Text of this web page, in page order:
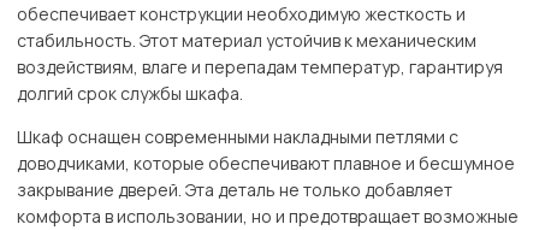
обеспечивает конструкции необходимую жесткость и
стабильность. Этот материал устойчив к механическим
воздействиям, влаге и перепадам температур, гарантируя
долгий срок службы шкафа.
Шкаф оснащен современными накладными петлями с
доводчиками, которые обеспечивают плавное и бесшумное
закрывание дверей. Эта деталь не только добавляет
комфорта в использовании, но и предотвращает возможные